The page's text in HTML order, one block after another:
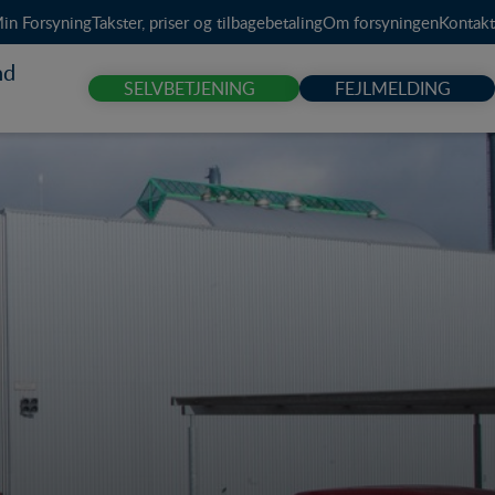
ForsyningTakster, priser og tilbagebetalingOm forsyningenKontakt
SELVBETJENING FEJLMELDING